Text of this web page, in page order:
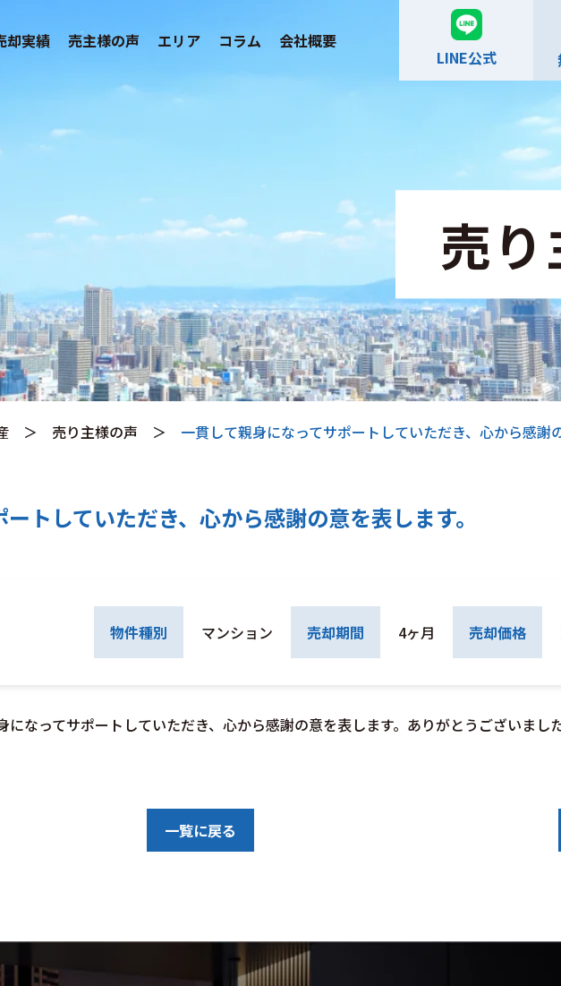
却実績 売主様の声 エリア コラム 会社概要
LINE公式
売
＞ 売り主様の声 ＞ 一貫して親身になってサポートしていただき、心から感謝
トしていただき、心から感謝の意を表します。
物件種別 マンション 売却期間 4ヶ月 売却価格
なってサポートしていただき、心から感謝の意を表します。ありがとうございました
一覧に戻る